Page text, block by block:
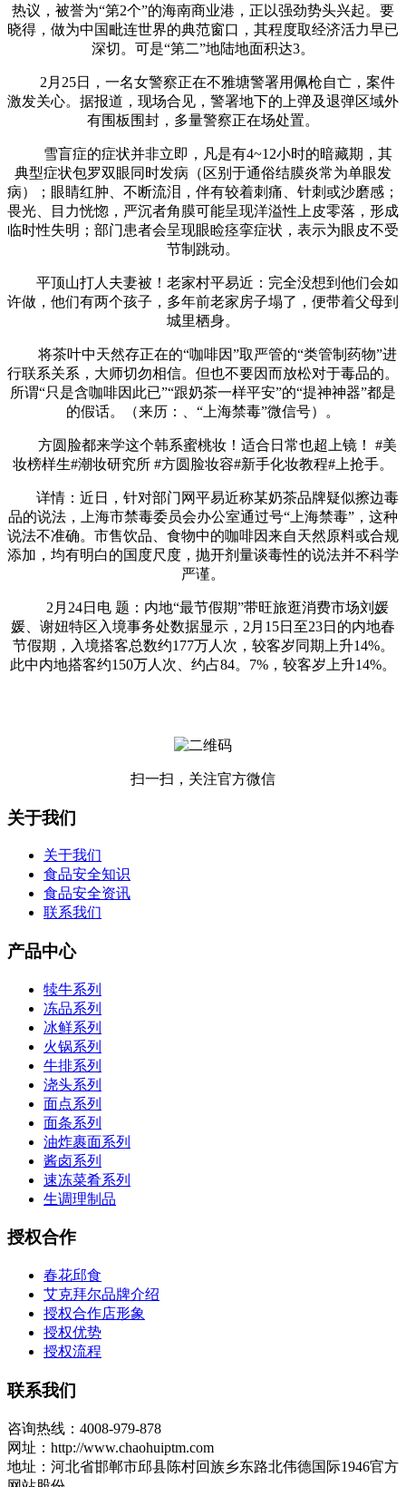
热议，被誉为“第2个”的海南商业港，正以强劲势头兴起。要
晓得，做为中国毗连世界的典范窗口，其程度取经济活力早已
深切。可是“第二”地陆地面积达3。
2月25日，一名女警察正在不雅塘警署用佩枪自亡，案件
激发关心。据报道，现场合见，警署地下的上弹及退弹区域外
有围板围封，多量警察正在场处置。
雪盲症的症状并非立即，凡是有4~12小时的暗藏期，其
典型症状包罗双眼同时发病（区别于通俗结膜炎常为单眼发
病）；眼睛红肿、不断流泪，伴有较着刺痛、针刺或沙磨感；
畏光、目力恍惚，严沉者角膜可能呈现洋溢性上皮零落，形成
临时性失明；部门患者会呈现眼睑痉挛症状，表示为眼皮不受
节制跳动。
平顶山打人夫妻被！老家村平易近：完全没想到他们会如
许做，他们有两个孩子，多年前老家房子塌了，便带着父母到
城里栖身。
将茶叶中天然存正在的“咖啡因”取严管的“类管制药物”进
行联系关系，大师切勿相信。但也不要因而放松对于毒品的。
所谓“只是含咖啡因此已”“跟奶茶一样平安”的“提神神器”都是
的假话。（来历：、“上海禁毒”微信号）。
方圆脸都来学这个韩系蜜桃妆！适合日常也超上镜！ #美
妆榜样生#潮妆研究所 #方圆脸妆容#新手化妆教程#上抢手。
详情：近日，针对部门网平易近称某奶茶品牌疑似擦边毒
品的说法，上海市禁毒委员会办公室通过号“上海禁毒”，这种
说法不准确。市售饮品、食物中的咖啡因来自天然原料或合规
添加，均有明白的国度尺度，抛开剂量谈毒性的说法并不科学
严谨。
2月24日电 题：内地“最节假期”带旺旅逛消费市场刘媛
媛、谢妞特区入境事务处数据显示，2月15日至23日的内地春
节假期，入境搭客总数约177万人次，较客岁同期上升14%。
此中内地搭客约150万人次、约占84。7%，较客岁上升14%。
扫一扫，关注官方微信
关于我们
关于我们
食品安全知识
食品安全资讯
联系我们
产品中心
犊牛系列
冻品系列
冰鲜系列
火锅系列
牛排系列
浇头系列
面点系列
面条系列
油炸裹面系列
酱卤系列
速冻菜肴系列
生调理制品
授权合作
春花邱食
艾克拜尔品牌介绍
授权合作店形象
授权优势
授权流程
联系我们
咨询热线：4008-979-878
网址：http://www.chaohuiptm.com
地址：河北省邯郸市邱县陈村回族乡东路北伟德国际1946官方